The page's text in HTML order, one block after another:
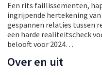
Een rits faillissementen,
ingrijpende hertekening
gespannen relaties tussen
een harde realiteitscheck
belooft voor 2024…
Over en uit